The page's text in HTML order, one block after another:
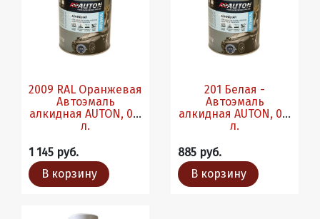
2009 RAL Оранжевая
Автоэмаль
алкидная AUTON, 0.8
л.
1 145 руб.
В корзину
201 Белая -
Автоэмаль
алкидная AUTON, 0.8
л.
885 руб.
В корзину